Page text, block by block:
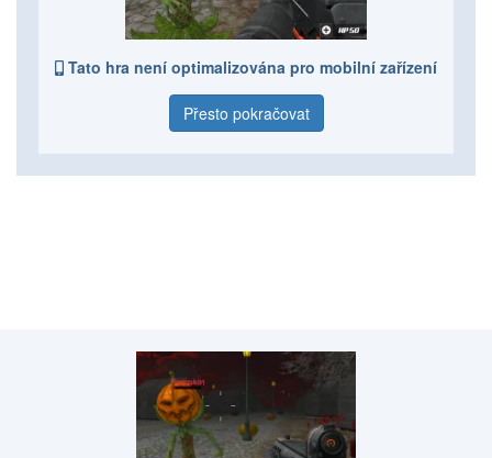
Tato hra není optimalizována pro mobilní zařízení
Přesto pokračovat